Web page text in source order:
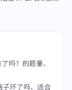
吗？的题量、
子坏了吗、适合